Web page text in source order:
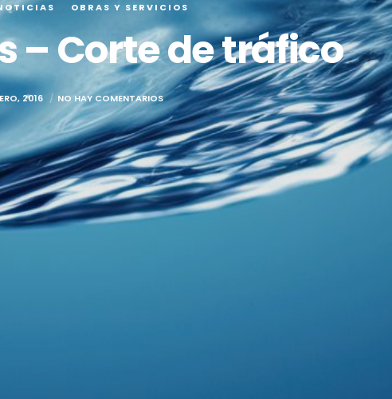
OBRAS Y SERVICIOS
– Corte de tráfico
2016 NO HAY COMENTARIOS